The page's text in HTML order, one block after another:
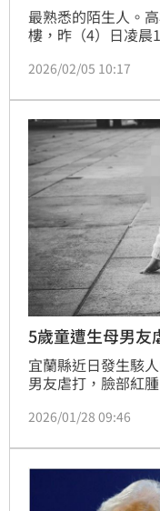
最熟悉的陌生人。
樓，昨（4）日凌晨
部有不明塊狀瘀青
友家。今（5）日上
因；張女父母再度
10秒，面對詢問，
兒男友不熟。
2026/02/05 10:17
5歲童遭生母男友
宜蘭縣近日發生駭
男友虐打，臉部紅
助男童親屬申請保護
2026/01/28 09:46